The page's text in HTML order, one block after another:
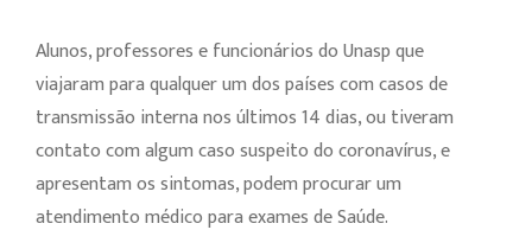
Alunos, professores e funcionários do Unasp que
viajaram para qualquer um dos países com casos de
transmissão interna nos últimos 14 dias, ou tiveram
contato com algum caso suspeito do coronavírus, e
apresentam os sintomas, podem procurar um
atendimento médico para exames de Saúde.